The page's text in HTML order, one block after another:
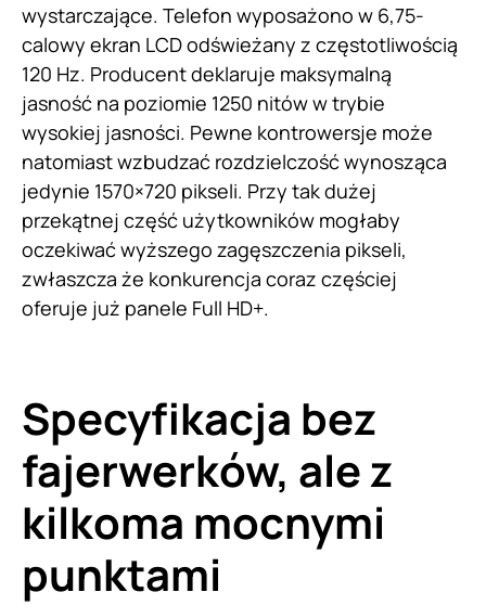
wystarczające. Telefon wyposażono w 6,75-
calowy ekran LCD odświeżany z częstotliwością
120 Hz. Producent deklaruje maksymalną
jasność na poziomie 1250 nitów w trybie
wysokiej jasności. Pewne kontrowersje może
natomiast wzbudzać rozdzielczość wynosząca
jedynie 1570×720 pikseli. Przy tak dużej
przekątnej część użytkowników mogłaby
oczekiwać wyższego zagęszczenia pikseli,
zwłaszcza że konkurencja coraz częściej
oferuje już panele Full HD+.
Specyfikacja bez
fajerwerków, ale z
kilkoma mocnymi
punktami